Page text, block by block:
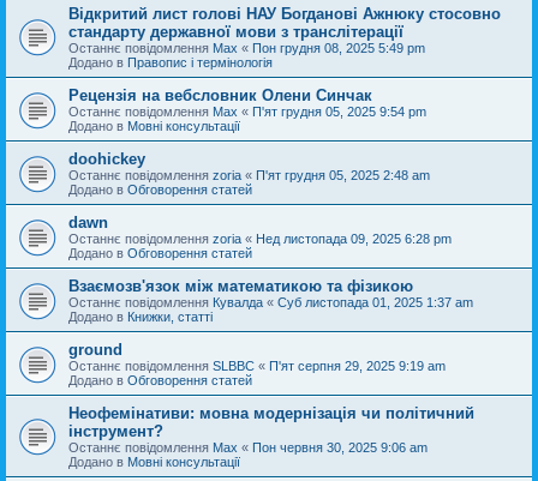
Відкритий лист голові НАУ Богданові Ажнюку стосовно
стандарту державної мови з транслітерації
Останнє повідомлення Max « Пон грудня 08, 2025 5:49 pm
Додано в Правопис і термінологія
Рецензія на вебсловник Олени Синчак
Останнє повідомлення Max « П'ят грудня 05, 2025 9:54 pm
Додано в Мовні консультації
doohickey
Останнє повідомлення zoria « П'ят грудня 05, 2025 2:48 am
Додано в Обговорення статей
dawn
Останнє повідомлення zoria « Нед листопада 09, 2025 6:28 pm
Додано в Обговорення статей
Взаємозв'язок між математикою та фізикою
Останнє повідомлення Кувалда « Суб листопада 01, 2025 1:37 am
Додано в Книжки, статті
ground
Останнє повідомлення SLBBC « П'ят серпня 29, 2025 9:19 am
Додано в Обговорення статей
Неофемінативи: мовна модернізація чи політичний
інструмент?
Останнє повідомлення Max « Пон червня 30, 2025 9:06 am
Додано в Мовні консультації